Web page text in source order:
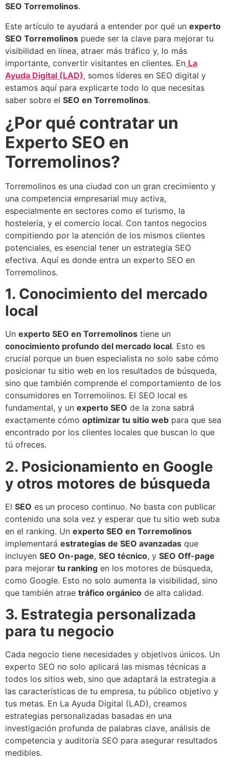
SEO Torremolinos.
Este artículo te ayudará a entender por qué un experto
SEO Torremolinos puede ser la clave para mejorar tu
visibilidad en línea, atraer más tráfico y, lo más
importante, convertir visitantes en clientes. En La
Ayuda Digital (LAD), somos líderes en SEO digital y
estamos aquí para explicarte todo lo que necesitas
saber sobre el SEO en Torremolinos.
¿Por qué contratar un
Experto SEO en
Torremolinos?
Torremolinos es una ciudad con un gran crecimiento y
una competencia empresarial muy activa,
especialmente en sectores como el turismo, la
hostelería, y el comercio local. Con tantos negocios
compitiendo por la atención de los mismos clientes
potenciales, es esencial tener un estrategia SEO
efectiva. Aquí es donde entra un experto SEO en
Torremolinos.
1. Conocimiento del mercado
local
Un experto SEO en Torremolinos tiene un
conocimiento profundo del mercado local. Esto es
crucial porque un buen especialista no solo sabe cómo
posicionar tu sitio web en los resultados de búsqueda,
sino que también comprende el comportamiento de los
consumidores en Torremolinos. El SEO local es
fundamental, y un experto SEO de la zona sabrá
exactamente cómo optimizar tu sitio web para que sea
encontrado por los clientes locales que buscan lo que
tú ofreces.
2. Posicionamiento en Google
y otros motores de búsqueda
El SEO es un proceso continuo. No basta con publicar
contenido una sola vez y esperar que tu sitio web suba
en el ranking. Un experto SEO en Torremolinos
implementará estrategias de SEO avanzadas que
incluyen SEO On-page, SEO técnico, y SEO Off-page
para mejorar tu ranking en los motores de búsqueda,
como Google. Esto no solo aumenta la visibilidad, sino
que también atrae tráfico orgánico de alta calidad.
3. Estrategia personalizada
para tu negocio
Cada negocio tiene necesidades y objetivos únicos. Un
experto SEO no solo aplicará las mismas técnicas a
todos los sitios web, sino que adaptará la estrategia a
las características de tu empresa, tu público objetivo y
tus metas. En La Ayuda Digital (LAD), creamos
estrategias personalizadas basadas en una
investigación profunda de palabras clave, análisis de
competencia y auditoría SEO para asegurar resultados
medibles.